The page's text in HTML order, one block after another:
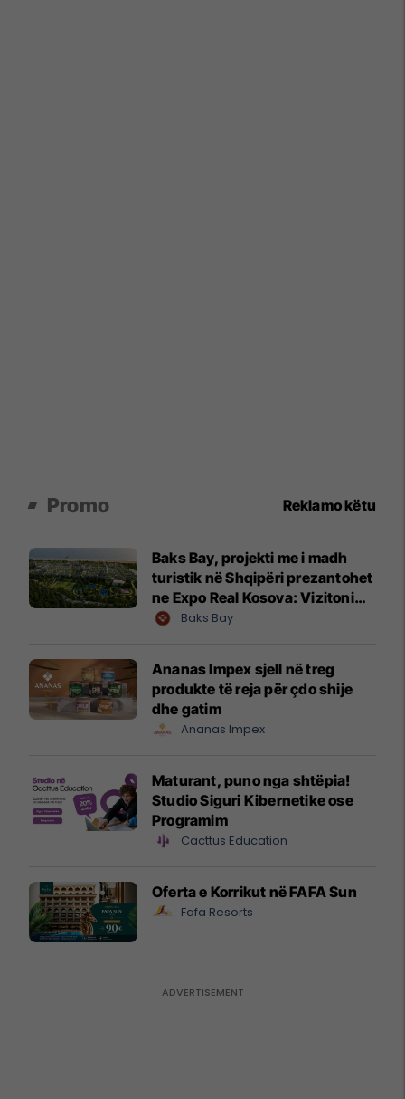
Promo Reklamo këtu
Baks Bay, projekti me i madh
turistik në Shqipëri prezantohet
ne Expo Real Kosova: Vizitoni
shtandin dhe zbuloni
Baks Bay
Ananas Impex sjell në treg
produkte të reja për çdo shije
dhe gatim
Ananas Impex
Maturant, puno nga shtëpia!
Studio Siguri Kibernetike ose
Programim
Cacttus Education
Oferta e Korrikut në FAFA Sun
Fafa Resorts